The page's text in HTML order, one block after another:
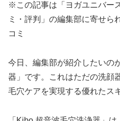
※この記事は「ヨガユニバー
ミ・評判」の編集部に寄せら
コミ
今日、編集部が紹介したいの
器」です。これはただの洗顔
毛穴ケアを実現する優れたス